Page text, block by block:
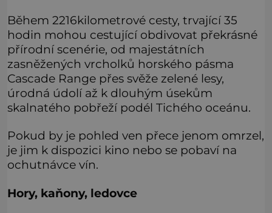
Během 2216kilometrové cesty, trvající 35
hodin mohou cestující obdivovat překrásné
přírodní scenérie, od majestátních
zasněžených vrcholků horského pásma
Cascade Range přes svěže zelené lesy,
úrodná údolí až k dlouhým úsekům
skalnatého pobřeží podél Tichého oceánu.
Pokud by je pohled ven přece jenom omrzel,
je jim k dispozici kino nebo se pobaví na
ochutnávce vín.
Hory, kaňony, ledovce